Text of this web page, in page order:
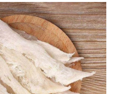
。
目
前
價
格：
$1,600.00。